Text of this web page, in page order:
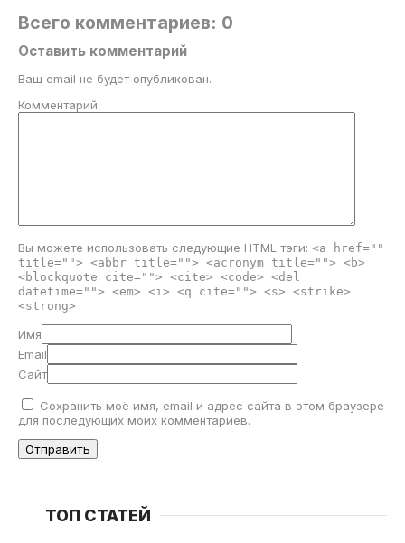
Всего комментариев: 0
Оставить комментарий
Ваш email не будет опубликован.
Комментарий:
Вы можете использовать следующие HTML тэги: <a href=""
title=""> <abbr title=""> <acronym title=""> <b>
<blockquote cite=""> <cite> <code> <del
datetime=""> <em> <i> <q cite=""> <s> <strike>
<strong>
Имя
Email
Сайт
Сохранить моё имя, email и адрес сайта в этом браузере
для последующих моих комментариев.
ТОП СТАТЕЙ